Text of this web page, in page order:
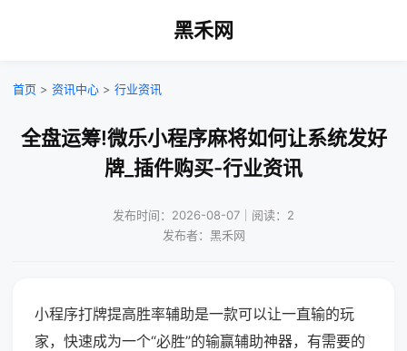
黑禾网
首页 > 资讯中心 > 行业资讯
全盘运筹!微乐小程序麻将如何让系统发好
牌_插件购买-行业资讯
发布时间：2026-08-07｜阅读：2
发布者：黑禾网
小程序打牌提高胜率辅助是一款可以让一直输的玩
家，快速成为一个“必胜”的输赢辅助神器，有需要的